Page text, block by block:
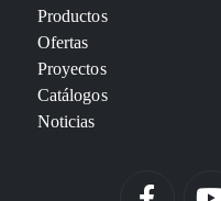
Productos
Ofertas
Proyectos
Catálogos
Noticias